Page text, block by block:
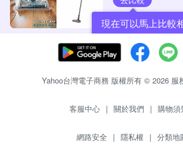
現在可以馬上比較
Yahoo台灣電子商務 版權所有 © 2026 服
客服中心 | 關於我們 | 購物須
網路安全 | 隱私權 | 分類地